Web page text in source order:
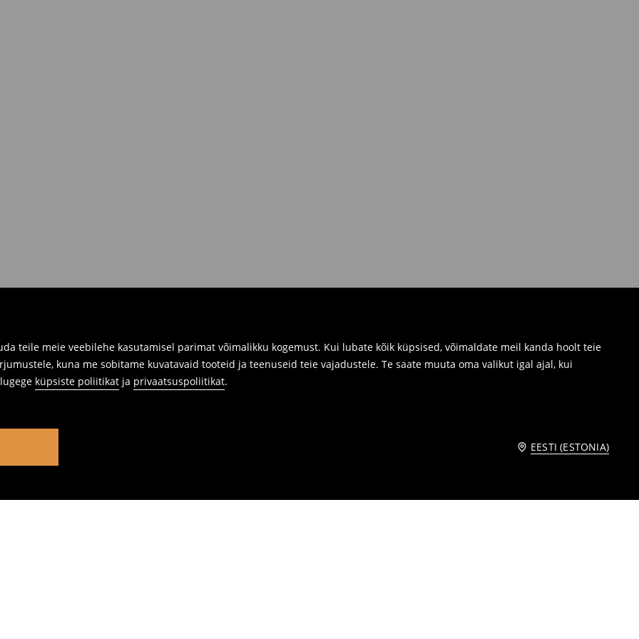
teile meie veebilehe kasutamisel parimat võimalikku kogemust. Kui lubate kõik küpsised, võimaldate meil kanda hoolt teie
kuna me sobitame kuvatavaid tooteid ja teenuseid teie vajadustele. Te saate muuta oma valikut igal ajal, kui
küpsiste poliitikat ja privaatsuspoliitikat.
EESTI (ESTONIA)